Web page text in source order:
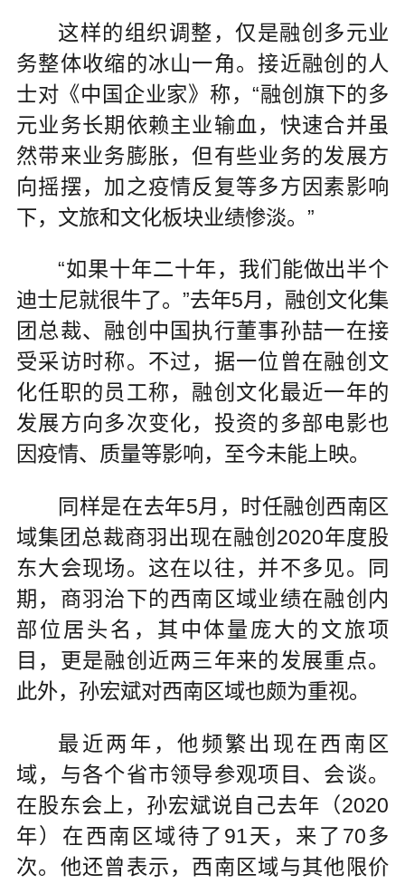
这样的组织调整，仅是融创多元业
务整体收缩的冰山一角。接近融创的人
士对《中国企业家》称，“融创旗下的多
元业务长期依赖主业输血，快速合并虽
然带来业务膨胀，但有些业务的发展方
向摇摆，加之疫情反复等多方因素影响
下，文旅和文化板块业绩惨淡。”
“如果十年二十年，我们能做出半个
迪士尼就很牛了。”去年5月，融创文化集
团总裁、融创中国执行董事孙喆一在接
受采访时称。不过，据一位曾在融创文
化任职的员工称，融创文化最近一年的
发展方向多次变化，投资的多部电影也
因疫情、质量等影响，至今未能上映。
同样是在去年5月，时任融创西南区
域集团总裁商羽出现在融创2020年度股
东大会现场。这在以往，并不多见。同
期，商羽治下的西南区域业绩在融创内
部位居头名，其中体量庞大的文旅项
目，更是融创近两三年来的发展重点。
此外，孙宏斌对西南区域也颇为重视。
最近两年，他频繁出现在西南区
域，与各个省市领导参观项目、会谈。
在股东会上，孙宏斌说自己去年（2020
年）在西南区域待了91天，来了70多
次。他还曾表示，西南区域与其他限价